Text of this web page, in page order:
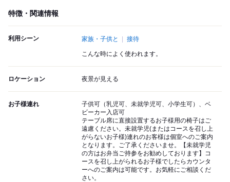
特徴・関連情報
利用シーン 家族・子供と 接待
こんな時によく使われます。
ロケーション 夜景が見える
お子様連れ
子供可（乳児可、未就学児可、小学生可）、ベ
ビーカー入店可
テーブル席に直接設置するお子様用の椅子はご
遠慮ください。未就学児(またはコースを召し上
がらないお子様)連れのお客様は個室へのご案内
となります。ご了承くださいませ。【未就学児
の方はお弁当ご持参をお勧めしております】コ
ースを召し上がられるお子様でしたらカウンタ
ーへのご案内は可能です。お気軽にご相談くだ
さい。